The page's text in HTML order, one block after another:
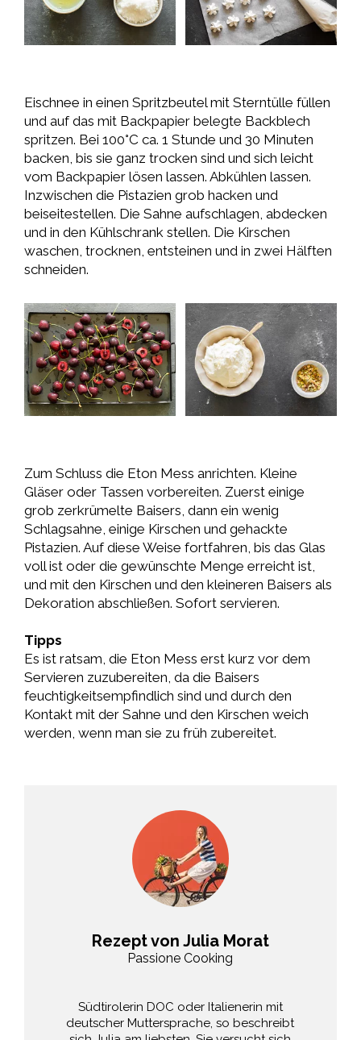
Eischnee in einen Spritzbeutel mit Sterntülle füllen
und auf das mit Backpapier belegte Backblech
spritzen. Bei 100°C ca. 1 Stunde und 30 Minuten
backen, bis sie ganz trocken sind und sich leicht
vom Backpapier lösen lassen. Abkühlen lassen.
Inzwischen die Pistazien grob hacken und
beiseitestellen. Die Sahne aufschlagen, abdecken
und in den Kühlschrank stellen. Die Kirschen
waschen, trocknen, entsteinen und in zwei Hälften
schneiden.
Zum Schluss die Eton Mess anrichten. Kleine
Gläser oder Tassen vorbereiten. Zuerst einige
grob zerkrümelte Baisers, dann ein wenig
Schlagsahne, einige Kirschen und gehackte
Pistazien. Auf diese Weise fortfahren, bis das Glas
voll ist oder die gewünschte Menge erreicht ist,
und mit den Kirschen und den kleineren Baisers als
Dekoration abschließen. Sofort servieren.
Tipps
Es ist ratsam, die Eton Mess erst kurz vor dem
Servieren zuzubereiten, da die Baisers
feuchtigkeitsempfindlich sind und durch den
Kontakt mit der Sahne und den Kirschen weich
werden, wenn man sie zu früh zubereitet.
Rezept von Julia Morat
Passione Cooking
Südtirolerin DOC oder Italienerin mit
deutscher Muttersprache, so beschreibt